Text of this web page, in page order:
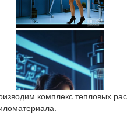
комплекс тепловых